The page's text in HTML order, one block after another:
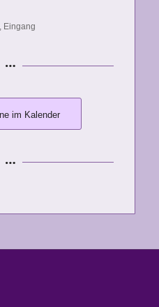
Eingang
im Kalender